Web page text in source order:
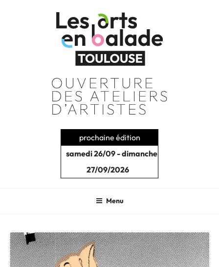
prochaine édition
samedi 26/09 - dimanche
27/09/2026
Menu